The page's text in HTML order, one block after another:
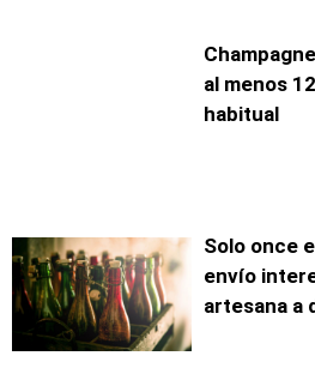
al menos
habitual
Solo once
envío
artesana a